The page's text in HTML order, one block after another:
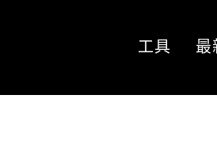
工具 最